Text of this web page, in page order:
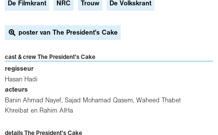
De Filmkrant NRC Trouw De Volkskrant
poster van The President's Cake
cast & crew The President's Cake
regisseur
Hasan Hadi
acteurs
Banin Ahmad Nayef, Sajad Mohamad Qasem, Waheed Thabet
Khreibat en Rahim AlHa
details The President's Cake